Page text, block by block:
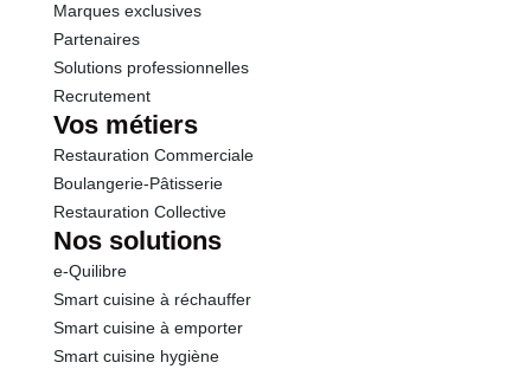
Sel
Sodium
Marques exclusives
Partenaires
Solutions professionnelles
Recrutement
Vos métiers
Restauration Commerciale
Boulangerie-Pâtisserie
Restauration Collective
Nos solutions
e-Quilibre
Smart cuisine à réchauffer
Smart cuisine à emporter
Smart cuisine hygiène